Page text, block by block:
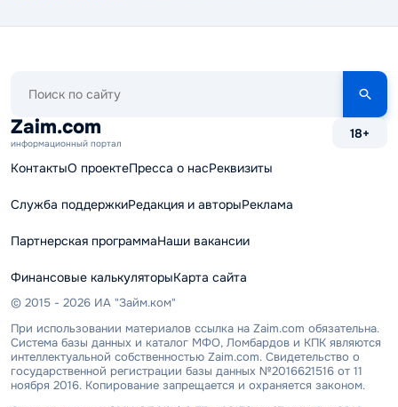
сайту
Zaim.com
информационный портал
18+
КонтактыО проектеПресса о насРеквизиты
Служба поддержкиРедакция и авторыРеклама
Партнерская программаНаши вакансии
Финансовые калькуляторыКарта сайта
© 2015 - 2026 ИА "Займ.ком"
При использовании материалов ссылка на Zaim.com обязательна.
Система базы данных и каталог МФО, Ломбардов и КПК являются
интеллектуальной собственностью Zaim.com. Свидетельство о
государственной регистрации базы данных №2016621516 от 11
ноября 2016. Копирование запрещается и охраняется законом.